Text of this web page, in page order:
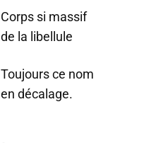
Corps si massif
de la libellule
Toujours ce nom
en décalage.